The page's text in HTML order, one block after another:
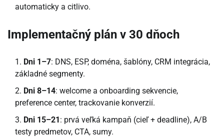
automaticky a citlivo.
Implementačný plán v 30 dňoch
Dni 1–7: DNS, ESP, doména, šablóny, CRM integrácia,
základné segmenty.
Dni 8–14: welcome a onboarding sekvencie,
preference center, trackovanie konverzií.
Dni 15–21: prvá veľká kampaň (cieľ + deadline), A/B
testy predmetov, CTA, sumy.